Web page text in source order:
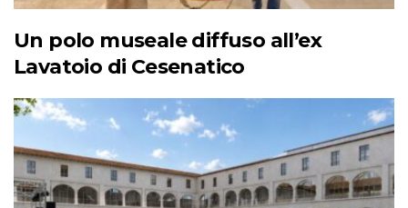
Un polo museale diffuso all’ex
Lavatoio di Cesenatico